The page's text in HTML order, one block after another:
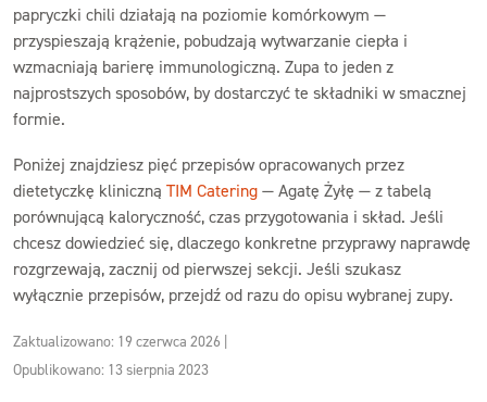
papryczki chili działają na poziomie komórkowym —
przyspieszają krążenie, pobudzają wytwarzanie ciepła i
wzmacniają barierę immunologiczną. Zupa to jeden z
najprostszych sposobów, by dostarczyć te składniki w smacznej
formie.
Poniżej znajdziesz pięć przepisów opracowanych przez
dietetyczkę kliniczną TIM Catering — Agatę Żyłę — z tabelą
porównującą kaloryczność, czas przygotowania i skład. Jeśli
chcesz dowiedzieć się, dlaczego konkretne przyprawy naprawdę
rozgrzewają, zacznij od pierwszej sekcji. Jeśli szukasz
wyłącznie przepisów, przejdź od razu do opisu wybranej zupy.
Zaktualizowano: 19 czerwca 2026
Opublikowano: 13 sierpnia 2023